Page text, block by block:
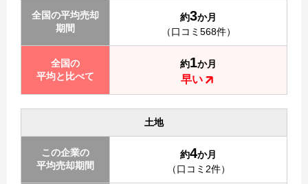
全国の平均売却
期間
約3か月
（口コミ568件）
全国の
平均と比べて
約1か月
早い
土地
この企業の
平均売却期間
約4か月
（口コミ2件）